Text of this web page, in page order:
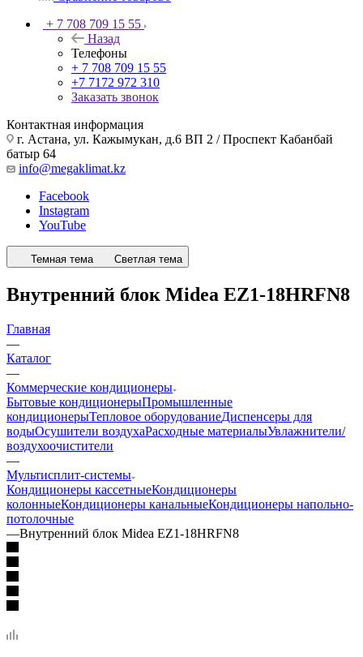
+ 7 708 709 15 55
Назад
Телефоны
+ 7 708 709 15 55
+7 7172 972 310
Заказать звонок
Контактная информация
г. Астана, ул. Кажымукан, д.6 ВП 2 / Проспект Кабанбай
батыр 64
info@megaklimat.kz
Facebook
Instagram
YouTube
Темная тема Светлая тема
Внутренний блок Midea EZ1-18HRFN8
Главная
—
Каталог
—
Коммерческие кондиционеры
Бытовые кондиционерыПромышленные
кондиционерыТепловое оборудованиеДиспенсеры для
водыОсушители воздухаРасходные материалыУвлажнители/
воздухоочистители
—
Мультисплит-системы
Кондиционеры кассетныеКондиционеры
колонныеКондиционеры канальныеКондиционеры напольно-
потолочные
—Внутренний блок Midea EZ1-18HRFN8